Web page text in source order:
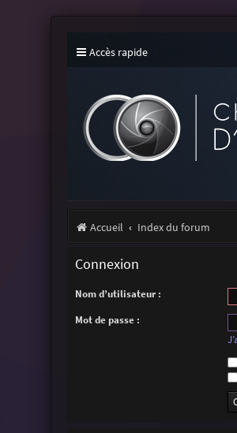
Accès rapide
Accueil Index du forum
Connexion
Nom d’utilisateur :
Mot de passe :